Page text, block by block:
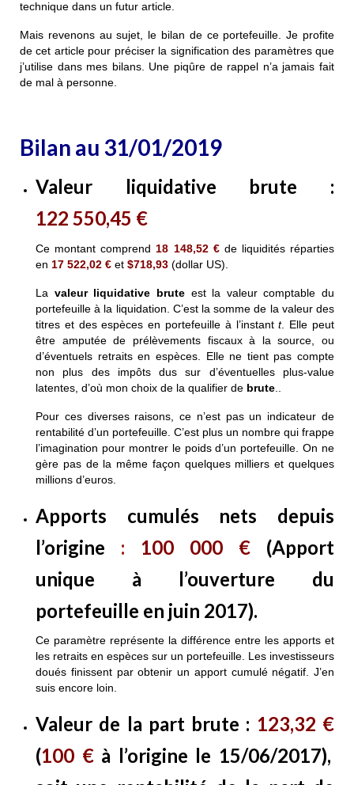
technique dans un futur article.
Mais revenons au sujet, le bilan de ce portefeuille. Je profite
de cet article pour préciser la signification des paramètres que
j’utilise dans mes bilans. Une piqûre de rappel n’a jamais fait
de mal à personne.
Bilan au 31/01/2019
Valeur liquidative brute :
122 550,45 €
Ce montant comprend 18 148,52 €de liquidités réparties
en 17 522,02 € et $718,93 (dollar US).
La valeur liquidative bruteest la valeur comptable du
portefeuille à la liquidation. C’est la somme de la valeur des
titres et des espèces en portefeuille à l’instantt. Elle peut
être amputée de prélèvements fiscaux à la source, ou
d’éventuels retraits en espèces. Elle ne tient pas compte
non plus des impôts dus sur d’éventuelles plus-value
latentes, d’où mon choix de la qualifier de brute
Pour ces diverses raisons, ce n’est pas un indicateur de
rentabilité d’un portefeuille. C’est plus un nombre qui frappe
l’imagination pour montrer le poids d’un portefeuille. On ne
gère pas de la même façon quelques milliers et quelques
millions d’euros.
Apports cumulés nets depuis
l’origine : 100 000 € (Apport
unique à l’ouverture du
portefeuille en juin 2017).
Ce paramètre représente la différence entre les apports et
les retraits en espèces sur un portefeuille. Les investisseurs
doués finissent par obtenir un apport cumulé négatif. J’en
suis encore loin.
Valeur de la part brute : 123,32 €
(100 €à l’origine le 15/06/2017),